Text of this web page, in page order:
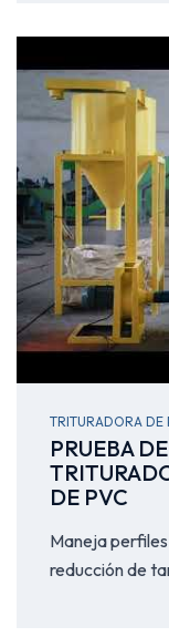
TRITURADORA DE
PRUEBA
DE PVC
Maneja
reducción de